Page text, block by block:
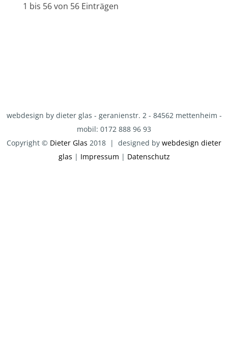
1 bis 56 von 56 Einträgen
webdesign by dieter glas - geranienstr. 2 - 84562 mettenheim -
mobil: 0172 888 96 93
Copyright © Dieter Glas 2018 | designed by webdesign dieter
glas | Impressum | Datenschutz